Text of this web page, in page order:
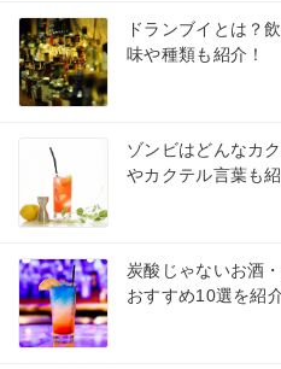
ドランブイとは？
味や種類も紹介！
ゾンビはどんなカ
やカクテル言葉も紹
炭酸じゃないお酒
おすすめ10選を紹介